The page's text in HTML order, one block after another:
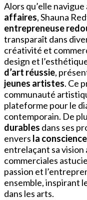
Alors qu’elle
affaires, Shauna
entrepreneuse
transparaît dans
créativité et
design et
d’art réussie,
jeunes artistes. Ce
communauté
plateforme pour le
contemporain. De
durables dans ses
envers la
entrelaçant sa
commerciales
passion et
ensemble, inspirant
dans les arts.